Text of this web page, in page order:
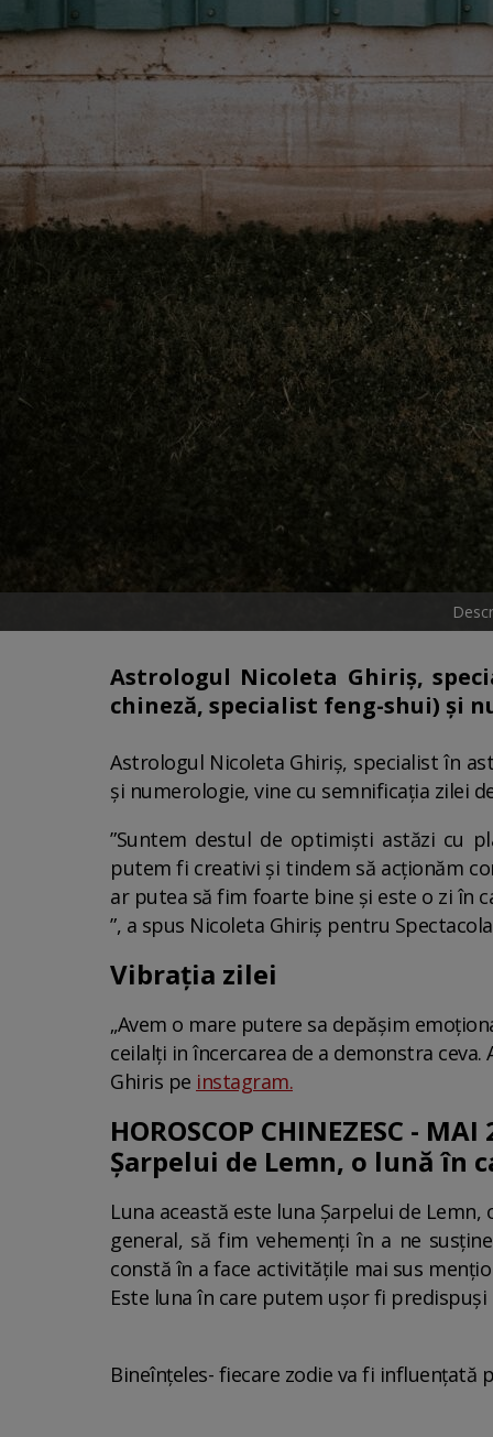
Astrologul Nicoleta Ghiriș,
chineză, specialist feng-shui) și
Astrologul Nicoleta Ghiriș, specialist în
și numerologie, vine cu semnificația zilei
”Suntem destul de optimiști astăzi cu
putem fi creativi și tindem să acționăm
ar putea să fim foarte bine și este o zi în
”, a spus Nicoleta Ghiriș pentru
Vibrația zilei
„Avem o mare putere sa depășim
ceilalți in încercarea de a demonstra
Ghiris pe instagram.
HOROSCOP CHINEZESC -
Șarpelui de Lemn, o lună în
Luna această este luna Șarpelui de
general, să fim vehemenți în a ne
constă în a face activitățile mai sus
Este luna în care putem ușor fi
Bineînțeles- fiecare zodie va fi